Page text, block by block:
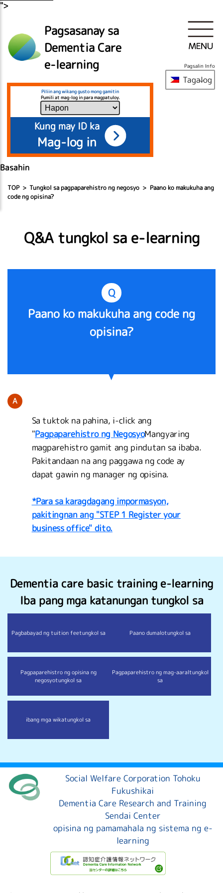
">
Pagsasanay sa
Dementia Care
e-learning
Piliin ang wikang gusto mong gamitin
Pumili at mag-log in para magpatuloy.
Kung may ID ka
Mag-log in
Basahin
Pagsalin Info
Tagalog
TOP Tungkol sa pagpaparehistro ng negosyo
Paano ko makukuha ang
code ng opisina?
Q&A tungkol sa e-learning
Q
Paano ko makukuha ang code ng
opisina?
A
Sa tuktok na pahina, i-click ang
"Pagpaparehistro ng NegosyoMangyaring
magparehistro gamit ang pindutan sa ibaba.
Pakitandaan na ang paggawa ng code ay
dapat gawin ng manager ng opisina.
*Para sa karagdagang impormasyon,
pakitingnan ang "STEP 1 Register your
business office" dito.
Dementia care basic training e-learning
Iba pang mga katanungan tungkol sa
Pagbabayad ng tuition feetungkol sa Paano dumalotungkol sa
Pagpaparehistro ng opisina ng
negosyotungkol sa
Pagpaparehistro ng mag-aaraltungkol
sa
ibang mga wikatungkol sa
Social Welfare Corporation Tohoku
Fukushikai
Dementia Care Research and Training
Sendai Center
opisina ng pamamahala ng sistema ng e-
learning